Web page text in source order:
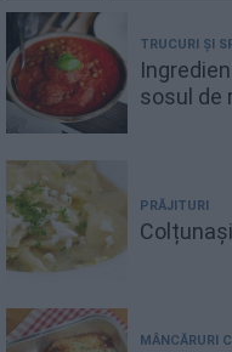
TRUCURI ȘI
sosul de
PRĂJITURI
MÂNCĂRURI